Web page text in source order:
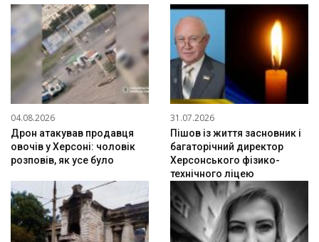
04.08.2026
Дрон атакував продавця
овочів у Херсоні: чоловік
розповів, як усе було
31.07.2026
Пішов із життя засновник і
багаторічний директор
Херсонського фізико-
технічного ліцею